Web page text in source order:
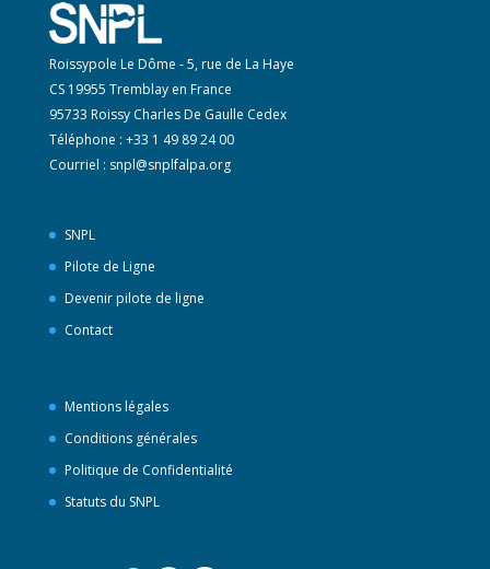
Roissypole Le Dôme - 5, rue de La Haye
CS 19955 Tremblay en France
95733 Roissy Charles De Gaulle Cedex
Téléphone : +33 1 49 89 24 00
Courriel : snpl@snplfalpa.org
SNPL
Pilote de Ligne
Devenir pilote de ligne
Contact
Mentions légales
Conditions générales
Politique de Confidentialité
Statuts du SNPL